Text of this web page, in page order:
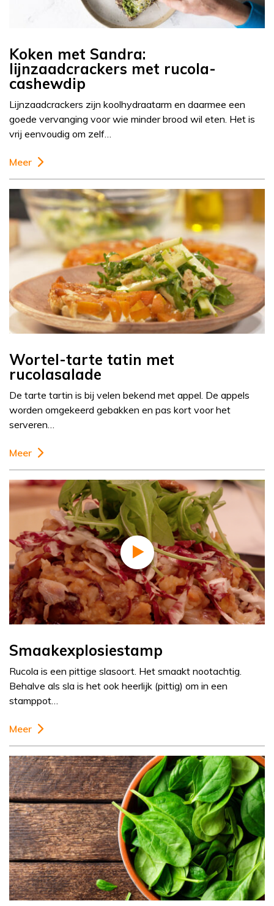
Koken met Sandra:
lijnzaadcrackers met rucola-
cashewdip
Lijnzaadcrackers zijn koolhydraatarm en daarmee een
goede vervanging voor wie minder brood wil eten. Het is
vrij eenvoudig om zelf…
Meer
Wortel-tarte tatin met
rucolasalade
De tarte tartin is bij velen bekend met appel. De appels
worden omgekeerd gebakken en pas kort voor het
serveren…
Meer
Smaakexplosiestamp
Rucola is een pittige slasoort. Het smaakt nootachtig.
Behalve als sla is het ook heerlijk (pittig) om in een
stamppot…
Meer